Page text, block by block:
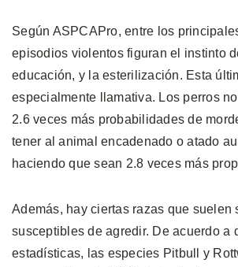
Según ASPCAPro, entre los
episodios violentos figuran el instinto
educación, y la esterilización. Esta
especialmente llamativa. Los perros
2.6 veces más probabilidades de
tener al animal encadenado o atado
haciendo que sean 2.8 veces más
Además, hay ciertas razas que suelen
susceptibles de agredir. De acuerdo a
estadísticas, las especies Pitbull y